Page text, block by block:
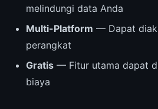
melindungi data Anda
Multi-Platform — Dapat
perangkat
Gratis — Fitur utama dapat
biaya